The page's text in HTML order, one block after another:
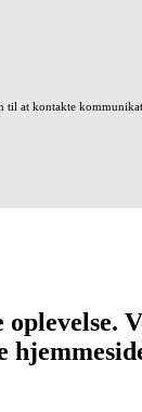
at kontakte